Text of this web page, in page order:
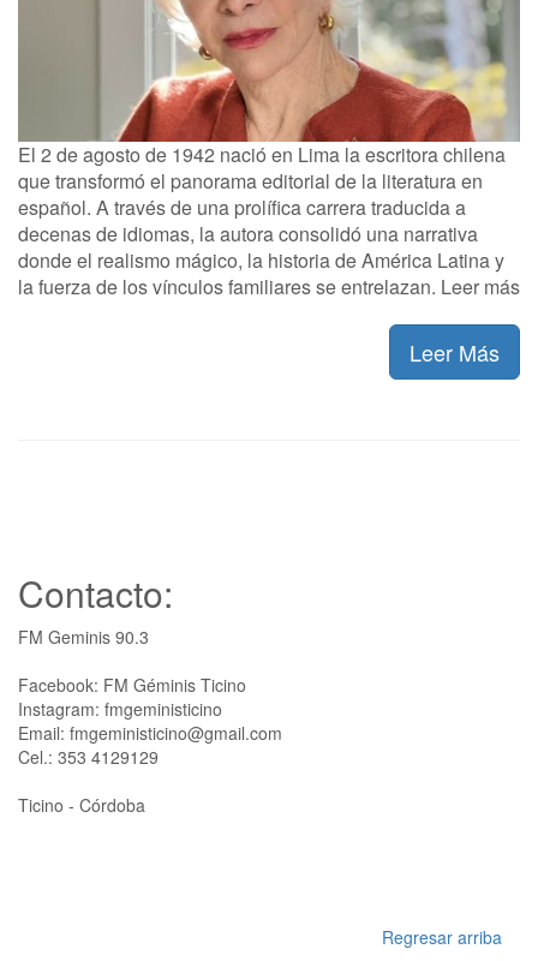
El 2 de agosto de 1942 nació en Lima la escritora chilena
que transformó el panorama editorial de la literatura en
español. A través de una prolífica carrera traducida a
decenas de idiomas, la autora consolidó una narrativa
donde el realismo mágico, la historia de América Latina y
la fuerza de los vínculos familiares se entrelazan. Leer más
Leer Más
Contacto:
FM Geminis 90.3
Facebook: FM Géminis Ticino
Instagram: fmgeministicino
Email: fmgeministicino@gmail.com
Cel.: 353 4129129
Ticino - Córdoba
Regresar arriba